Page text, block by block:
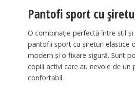
Pantofi sport cu
O combinație perfectă între stil
pantofii sport cu șireturi elastice
modern și o fixare sigură. Sunt
copiii activi care au nevoie de un
confortabil.